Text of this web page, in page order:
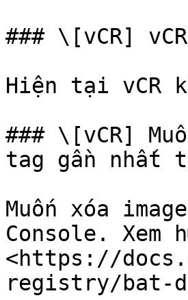
### \[vCR]
Hiện tại vCR
### \[vCR]
tag gần nhất
Muốn xóa
Console.
<https://
registry/bat-